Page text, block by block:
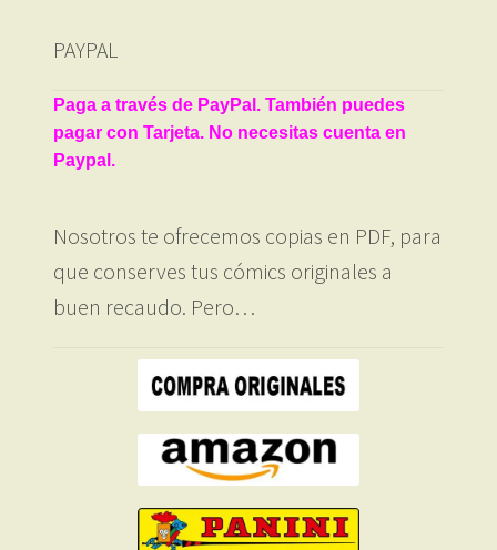
PAYPAL
Paga a través de PayPal. También puedes
pagar con Tarjeta. No necesitas cuenta en
Paypal.
Nosotros te ofrecemos copias en PDF, para
que conserves tus cómics originales a
buen recaudo. Pero…